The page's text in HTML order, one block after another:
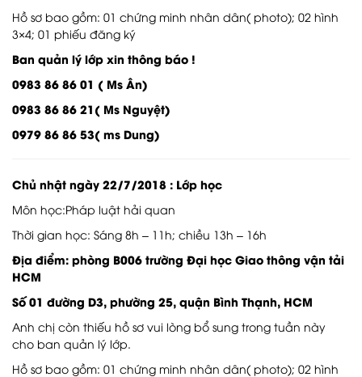
Hồ sơ bao gồm: 01 chứng minh nhân dân( photo); 02 hình
3×4; 01 phiếu đăng ký
Ban quản lý lớp xin thông báo !
0983 86 86 01 ( Ms Ân)
0983 86 86 21( Ms Nguyệt)
0979 86 86 53( ms Dung)
Chủ nhật ngày 22/7/2018 : Lớp học
Môn học:Pháp luật hải quan
Thời gian học: Sáng 8h – 11h; chiều 13h – 16h
Địa điểm: phòng B006 trường Đại học Giao thông vận tải
HCM
Số 01 đường D3, phường 25, quận Bình Thạnh, HCM
Anh chị còn thiếu hồ sơ vui lòng bổ sung trong tuần này
cho ban quản lý lớp.
Hồ sơ bao gồm: 01 chứng minh nhân dân( photo); 02 hình